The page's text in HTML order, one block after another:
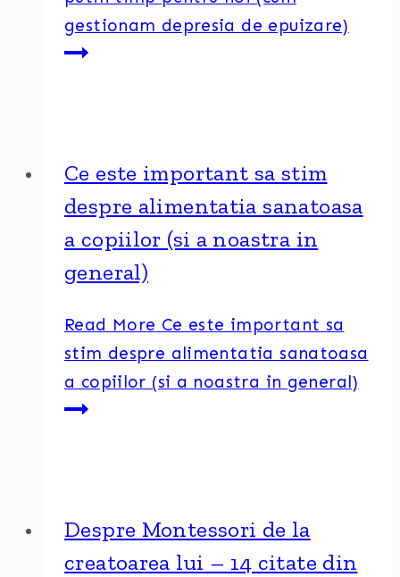
gestionam depresia de epuizare)
Ce este important sa stim
despre alimentatia sanatoasa
a copiilor (si a noastra in
general)
Read More Ce este important sa
stim despre alimentatia sanatoasa
a copiilor (si a noastra in general)
Despre Montessori de la
creatoarea lui – 14 citate din